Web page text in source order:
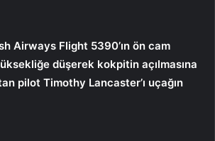
Airways Flight 5390’ın ön cam
düşerek kokpitin açılmasına
pilot Timothy Lancaster’ı uçağın